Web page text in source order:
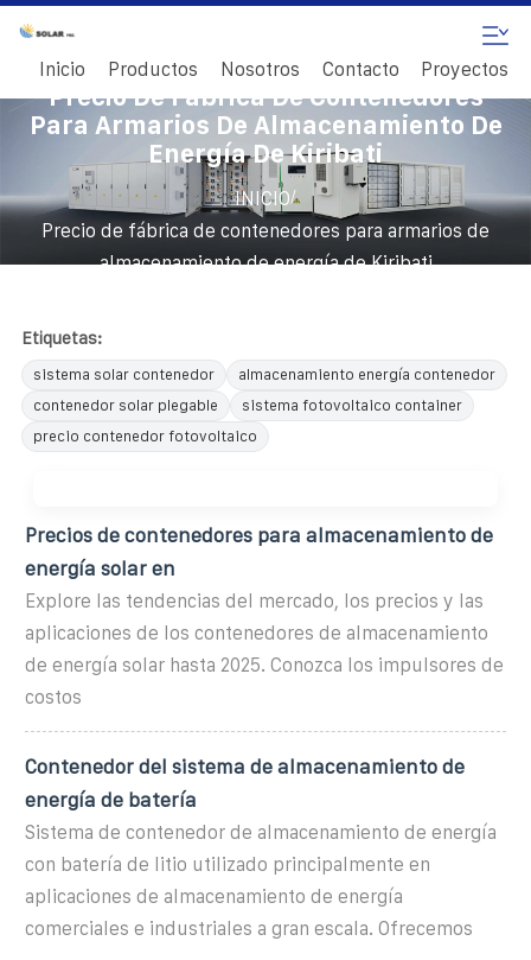
Inicio Productos Nosotros Contacto Proyectos
Precio De Fábrica De Contenedores
Para Armarios De Almacenamiento De
Energía De Kiribati
INICIO/
Precio de fábrica de contenedores para armarios de
almacenamiento de energía de Kiribati
Etiquetas:
sistema solar contenedor
almacenamiento energía contenedor
contenedor solar plegable
sistema fotovoltaico container
precio contenedor fotovoltaico
Precios de contenedores para almacenamiento de
energía solar en
Explore las tendencias del mercado, los precios y las
aplicaciones de los contenedores de almacenamiento
de energía solar hasta 2025. Conozca los impulsores de
costos
Contenedor del sistema de almacenamiento de
energía de batería
Sistema de contenedor de almacenamiento de energía
con batería de litio utilizado principalmente en
aplicaciones de almacenamiento de energía
comerciales e industriales a gran escala. Ofrecemos